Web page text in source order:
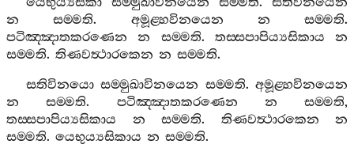
න
සම‍්මති. අමූළ‍්හවිනයෙන න සම‍්මති.
පටිඤ‍්ඤාතකරණෙන
න සම‍්මති. තස‍්සපාපිය්‍යසිකාය
න
සම‍්මති. තිණවත්‍ථාරකෙන න සම‍්මති.
සතිවිනයො සම‍්මුඛාවිනයෙන සම‍්මති.අමූළ‍්හවිනයෙන
න
සම‍්මති. පටිඤ‍්ඤාතකරණෙන න සම‍්මති,
තස‍්සපාපිය්‍යසිකාය
න සම‍්මති. තිණවත්‍ථාරකෙන
න
සම‍්මති. යෙභුය්‍යසිකාය න සම‍්මති.